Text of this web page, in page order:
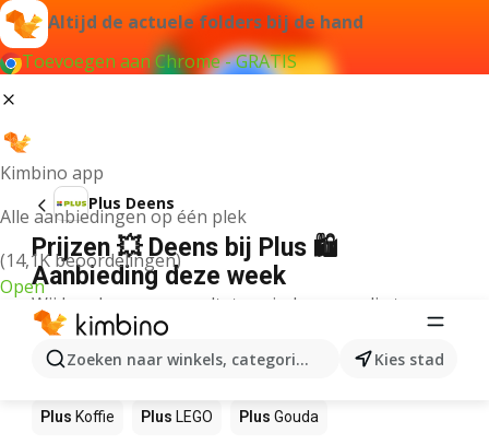
Altijd de actuele folders bij de hand
Toevoegen aan Chrome - GRATIS
Kimbino app
Alle aanbiedingen op één plek
(14,1K beoordelingen)
Open
Zoeken naar winkels, categorieën, producten...
Kies stad
Plus Deens
Prijzen 💥 Deens bij Plus 🛍️
Aanbieding deze week
Wij konden geen resultaten vinden voor die term.
Andere producten in winkels Plus
Plus Sushi PlusMango
Plus Koffie Plus LEGO Plus Gouda